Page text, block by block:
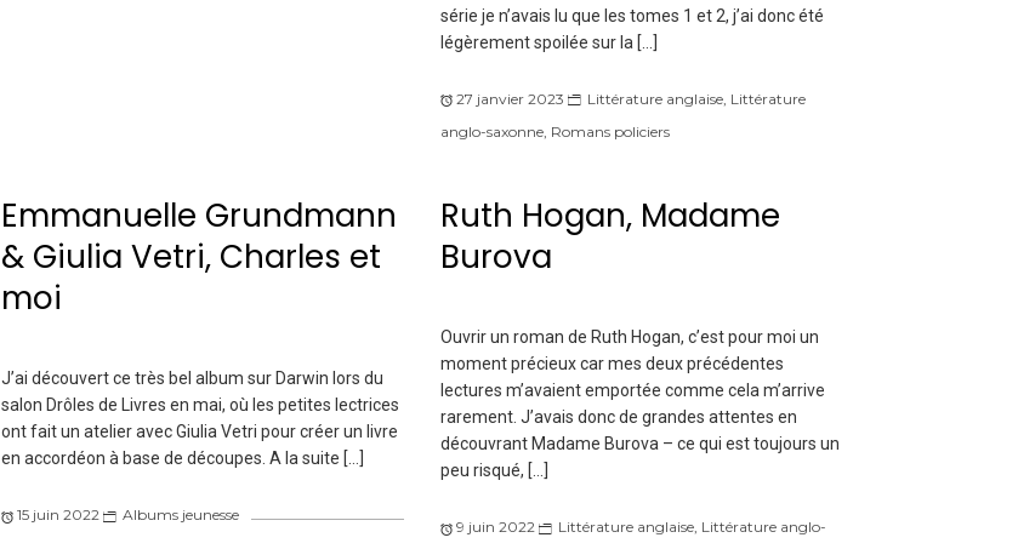
série je n’avais lu que les tomes 1 et 2, j’ai donc été
légèrement spoilée sur la […]
27 janvier 2023 Littérature anglaise, Littérature
anglo-saxonne, Romans policiers
Emmanuelle Grundmann
& Giulia Vetri, Charles et
moi
J’ai découvert ce très bel album sur Darwin lors du
salon Drôles de Livres en mai, où les petites lectrices
ont fait un atelier avec Giulia Vetri pour créer un livre
en accordéon à base de découpes. A la suite […]
15 juin 2022 Albums jeunesse
Ruth Hogan, Madame
Burova
Ouvrir un roman de Ruth Hogan, c’est pour moi un
moment précieux car mes deux précédentes
lectures m’avaient emportée comme cela m’arrive
rarement. J’avais donc de grandes attentes en
découvrant Madame Burova – ce qui est toujours un
peu risqué, […]
9 juin 2022 Littérature anglaise, Littérature anglo-